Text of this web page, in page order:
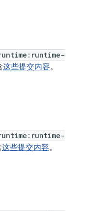
这些提交内容。
这些提交内容。